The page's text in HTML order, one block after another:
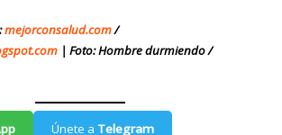
mejorconsalud.com/
| Foto: Hombre durmiendo /
Únete a Telegram